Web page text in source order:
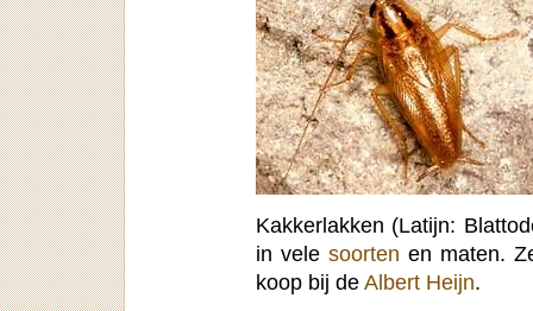
Kakkerlakken (Latijn:
in vele soorten en maten.
koop bij deAlbert Heijn.